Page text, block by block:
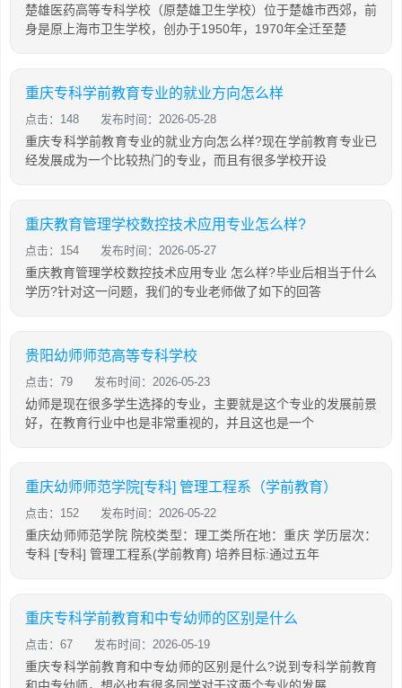
楚雄医药高等专科学校（原楚雄卫生学校）位于楚雄市西郊，前
身是原上海市卫生学校，创办于1950年，1970年全迁至楚
重庆专科学前教育专业的就业方向怎么样
点击：148 发布时间：2026-05-28
重庆专科学前教育专业的就业方向怎么样?现在学前教育专业已
经发展成为一个比较热门的专业，而且有很多学校开设
重庆教育管理学校数控技术应用专业怎么样?
点击：154 发布时间：2026-05-27
重庆教育管理学校数控技术应用专业 怎么样?毕业后相当于什么
学历?针对这一问题，我们的专业老师做了如下的回答
贵阳幼师师范高等专科学校
点击：79 发布时间：2026-05-23
幼师是现在很多学生选择的专业，主要就是这个专业的发展前景
好，在教育行业中也是非常重视的，并且这也是一个
重庆幼师师范学院[专科] 管理工程系（学前教育）
点击：152 发布时间：2026-05-22
重庆幼师师范学院 院校类型：理工类所在地：重庆 学历层次：
专科 [专科] 管理工程系(学前教育) 培养目标:通过五年
重庆专科学前教育和中专幼师的区别是什么
点击：67 发布时间：2026-05-19
重庆专科学前教育和中专幼师的区别是什么?说到专科学前教育